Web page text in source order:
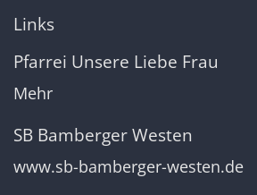
Links
Pfarrei Unsere Liebe Frau
Mehr
SB Bamberger Westen
www.sb-bamberger-westen.de